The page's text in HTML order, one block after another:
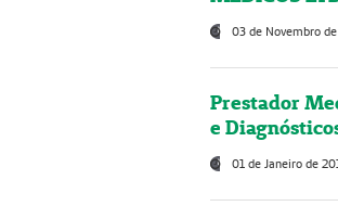
03 de Novembro
Prestador
e
01 de Janeiro de